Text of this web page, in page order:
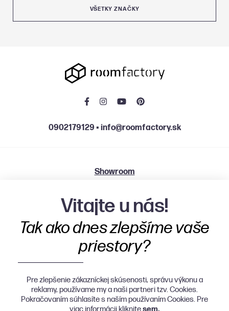
VŠETKY ZNAČKY
0902179129 ▪ info@roomfactory.sk
Showroom
Po, St, Št 9:00 - 12:00 | 13:00 - 18:00
Ut, Pia 9:00 - 12:00 | 13:00 - 16:00
Vitajte u nás!
Tak ako dnes zlepšíme vaše
priestory?
Pre zlepšenie zákazníckej skúsenosti, správu výkonu a
reklamy, používame my a naši partneri tzv. Cookies.
Pokračovaním súhlasíte s naším používaním Cookies. Pre